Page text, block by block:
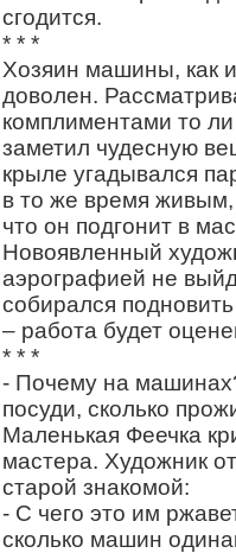
сгодится.
* * *
Хозяин машины, как
доволен.
комплиментами то
заметил чудесную
крыле угадывался
в то же время
что он подгонит в
Новоявленный
аэрографией не
собирался
– работа будет
* * *
- Почему на
посуди, сколько
Маленькая Феечка
мастера. Художник
старой знакомой:
- С чего это им
сколько машин